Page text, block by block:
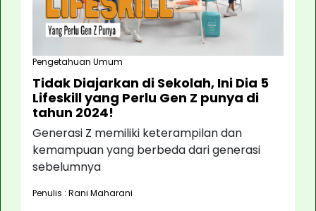
Pengetahuan Umum
Tidak Diajarkan di Sekolah, Ini Dia 5
Lifeskill yang Perlu Gen Z punya di
tahun 2024!
Generasi Z memiliki keterampilan dan
kemampuan yang berbeda dari generasi
sebelumnya
Penulis : Rani Maharani